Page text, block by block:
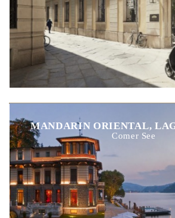
MANDARIN ORIENTAL,
Comer See